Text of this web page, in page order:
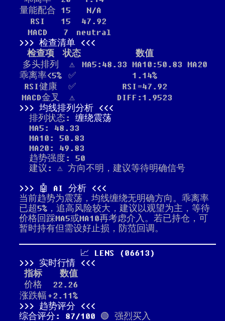
量能配合 15
N/A
RSI
15
47.92
MACD
7
neutral
检查清单
检查项
状态
数值
多头排列
⚠️
MA5:48.33 MA10:50.83 MA20
乖离率<5%
✅
1.14%
RSI健康
✅
RSI=47.92
MACD金叉
⚠️
DIFF:1.9523
均线排列分析
排列状态: 缠绕震荡
MA5: 48.33
MA10: 50.83
MA20: 49.83
趋势强度: 50
建议: ⚠️ 方向不明，建议等待明确信号
🤖 AI 分析
当前趋势为震荡，均线缠绕无明确方向。乖离率
已超5%，追高风险较大，建议以观望为主，等待
价格回踩MA5或MA10再考虑介入。若已持仓，可
暂时持有但需设好止损，防范回调。
📈 LENS (06613)
实时行情
指标
数值
价格
22.26
涨跌幅 +2.11%
趋势评分
综合评分: 87/100 🟢 强烈买入